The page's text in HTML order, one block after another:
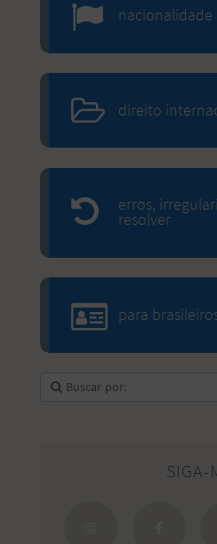
nacionalidade
direito
erros,
resolver
para
SIGA-